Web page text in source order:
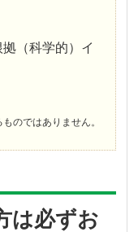
（科学的）イ
のではありません。
は必ずお